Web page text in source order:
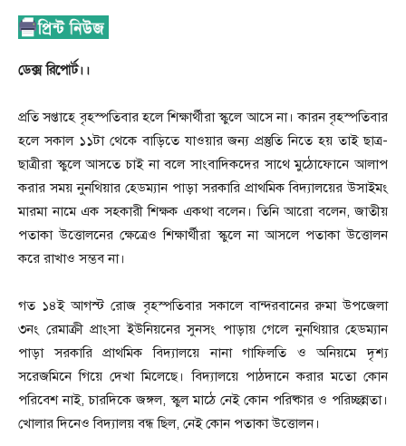
ডেক্স রিপোর্ট।।
প্রতি সপ্তাহে বৃহস্পতিবার হলে শিক্ষার্থীরা স্কুলে আসে না। কারন বৃহস্পতিবার
হলে সকাল ১১টা থেকে বাড়িতে যাওয়ার জন্য প্রস্তুতি নিতে হয় তাই ছাত্র-
ছাত্রীরা স্কুলে আসতে চাই না বলে সাংবাদিকদের সাথে মুঠোফোনে আলাপ
করার সময় নুনথিয়ার হেডম্যান পাড়া সরকারি প্রাথমিক বিদ্যালয়ের উসাইমং
মারমা নামে এক সহকারী শিক্ষক একথা বলেন। তিনি আরো বলেন, জাতীয়
পতাকা উত্তোলনের ক্ষেত্রেও শিক্ষার্থীরা স্কুলে না আসলে পতাকা উত্তোলন
করে রাখাও সম্ভব না।
গত ১৪ই আগস্ট রোজ বৃহস্পতিবার সকালে বান্দরবানের রুমা উপজেলা
৩নং রেমাক্রী প্রাংসা ইউনিয়নের সুনসং পাড়ায় গেলে নুনথিয়ার হেডম্যান
পাড়া সরকারি প্রাথমিক বিদ্যালয়ে নানা গাফিলতি ও অনিয়মে দৃশ্য
সরেজমিনে গিয়ে দেখা মিলেছে। বিদ্যালয়ে পাঠদানে করার মতো কোন
পরিবেশ নাই, চারদিকে জঙ্গল, স্কুল মাঠে নেই কোন পরিষ্কার ও পরিচ্ছন্নতা।
খোলার দিনেও বিদ্যালয় বন্ধ ছিল, নেই কোন পতাকা উত্তোলন।